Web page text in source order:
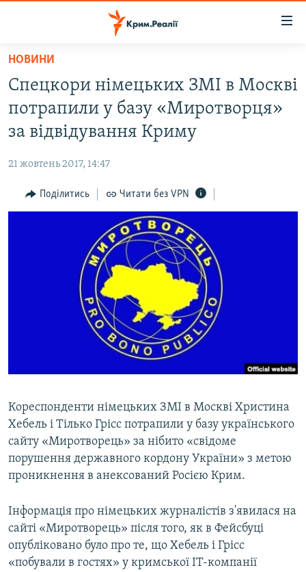
Перейти
основного
матеріалу
Перейти
до
основної
Перейти
до
ВОДА.КРИМ
ВІДЕО ТА ФОТО
БЛОГИ
ПОГЛЯД
СПЕЦПРОЕКТИ
ВІДЕОУРОКИ «ELIFBE»
СВІДЧЕННЯ ОКУПАЦІЇ
ЯК ОБІЙТИ БЛОКУВАННЯ
Усі сайти RFE/RL
НОВИНИ
Спецкори німецьких ЗМІ в Москві
потрапили у базу «Миротворця»
за відвідування Криму
21 жовтень 2017, 14:47
Поділитись Читати без VPN
Кореспонденти німецьких ЗМІ в Москві Христина
Хебель і Тілько Грісс потрапили у базу українського
сайту «Миротворець» за нібито «свідоме
порушення державного кордону України» з метою
проникнення в анексований Росією Крим.
Інформація про німецьких журналістів з'явилася на
сайті «Миротворець» після того, як в Фейсбуці
опубліковано було про те, що Хебель і Грісс
«побували в гостях» у кримської IT-компанії